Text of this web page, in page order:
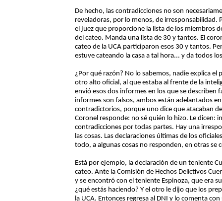
De hecho, las contradicciones no son
reveladoras, por lo menos, de irresponsabilidad.
el juez que proporcione la lista de los miembros
del cateo. Manda una lista de 30 y tantos. El
cateo de la UCA participaron esos 30 y tantos.
estuve cateando la casa a tal hora... y da todos
¿Por qué razón? No lo sabemos, nadie explica
otro alto oficial, al que estaba al frente de la
envió esos dos informes en los que se describen
informes son falsos, ambos están adelantados
contradictorios, porque uno dice que atacaban
Coronel responde: no sé quién lo hizo. Le dicen:
contradicciones por todas partes. Hay una
las cosas. Las declaraciones últimas de los
todo, a algunas cosas no responden, en otras se
Está por ejemplo, la declaración de un teniente
cateo. Ante la Comisión de Hechos Delictivos
y se encontró con el teniente Espinoza, que era
¿qué estás haciendo? Y el otro le dijo que los
la UCA. Entonces regresa al DNI y lo comenta